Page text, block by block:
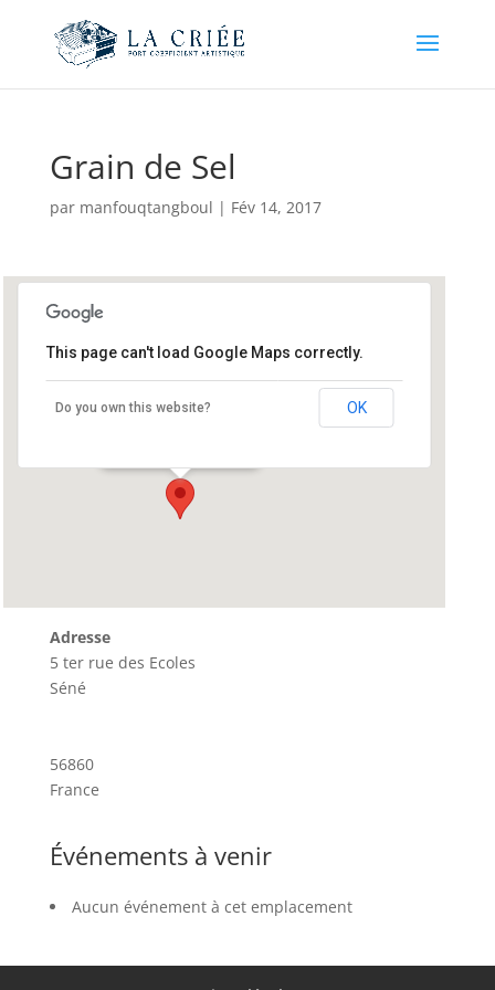
Grain de Sel
par manfouqtangboul | Fév 14, 2017
Grain de Sel
This page can't load Google Maps correctly.
Do you own this website? OK
Adresse
5 ter rue des Ecoles
Séné
56860
France
Événements à venir
Aucun événement à cet emplacement